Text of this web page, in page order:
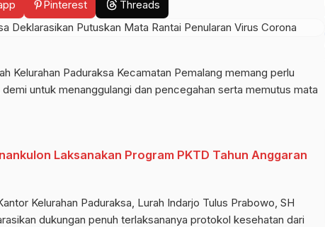
Pinterest Threads
Kelurahan Paduraksa Kecamatan Pemalang memang perlu
untuk menanggulangi dan pencegahan serta memutus mata
Laksanakan Program PKTD Tahun Anggaran
Kelurahan Paduraksa, Lurah Indarjo Tulus Prabowo, SH
dukungan penuh terlaksananya protokol kesehatan dari